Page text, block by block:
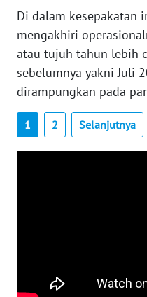
Di dalam kesepakatan
mengakhiri
atau tujuh tahun lebih
sebelumnya yakni Juli
dirampungkan pada
1 2 Selanjutnya
BABEL
WN
SUMBAR
WN
SUMSEL
WN